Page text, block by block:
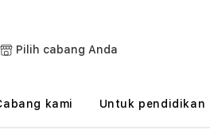
Pilih cabang Anda
h
kami Untuk pendidikan